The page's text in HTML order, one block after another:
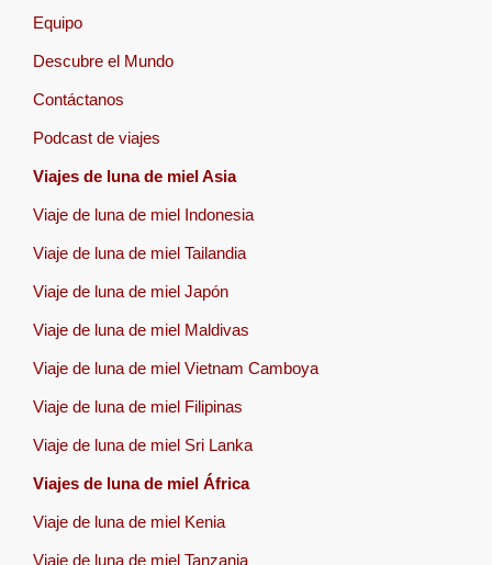
Equipo
Descubre el Mundo
Contáctanos
Podcast de viajes
Viajes de luna de miel Asia
Viaje de luna de miel Indonesia
Viaje de luna de miel Tailandia
Viaje de luna de miel Japón
Viaje de luna de miel Maldivas
Viaje de luna de miel Vietnam Camboya
Viaje de luna de miel Filipinas
Viaje de luna de miel Sri Lanka
Viajes de luna de miel África
Viaje de luna de miel Kenia
Viaje de luna de miel Tanzania